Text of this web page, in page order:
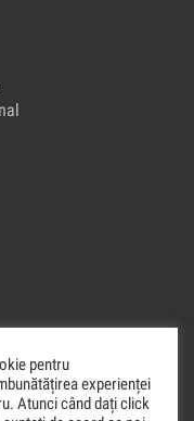
pentru
experienței
Atunci când dați click